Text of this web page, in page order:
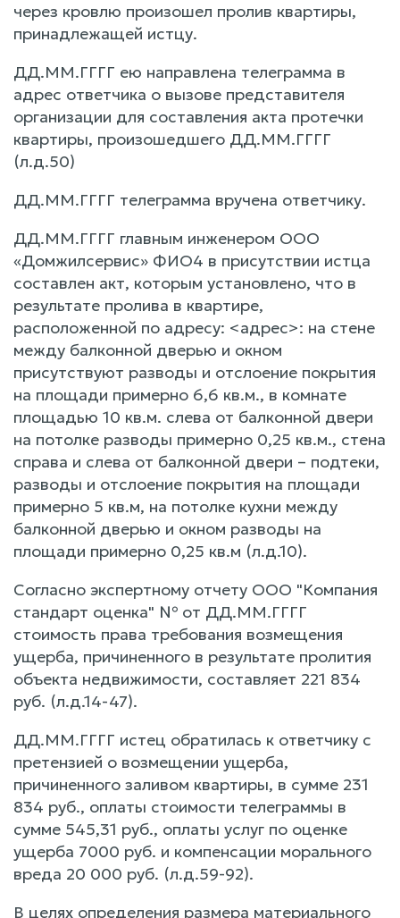
через кровлю произошел пролив квартиры,
принадлежащей истцу.
ДД.ММ.ГГГГ ею направлена телеграмма в
адрес ответчика о вызове представителя
организации для составления акта протечки
квартиры, произошедшего ДД.ММ.ГГГГ
(л.д.50)
ДД.ММ.ГГГГ телеграмма вручена ответчику.
ДД.ММ.ГГГГ главным инженером ООО
«Домжилсервис» ФИО4 в присутствии истца
составлен акт, которым установлено, что в
результате пролива в квартире,
расположенной по адресу: <адрес>: на стене
между балконной дверью и окном
присутствуют разводы и отслоение покрытия
на площади примерно 6,6 кв.м., в комнате
площадью 10 кв.м. слева от балконной двери
на потолке разводы примерно 0,25 кв.м., стена
справа и слева от балконной двери – подтеки,
разводы и отслоение покрытия на площади
примерно 5 кв.м, на потолке кухни между
балконной дверью и окном разводы на
площади примерно 0,25 кв.м (л.д.10).
Согласно экспертному отчету ООО "Компания
стандарт оценка" № от ДД.ММ.ГГГГ
стоимость права требования возмещения
ущерба, причиненного в результате пролития
объекта недвижимости, составляет 221 834
руб. (л.д.14-47).
ДД.ММ.ГГГГ истец обратилась к ответчику с
претензией о возмещении ущерба,
причиненного заливом квартиры, в сумме 231
834 руб., оплаты стоимости телеграммы в
сумме 545,31 руб., оплаты услуг по оценке
ущерба 7000 руб. и компенсации морального
вреда 20 000 руб. (л.д.59-92).
В целях определения размера материального